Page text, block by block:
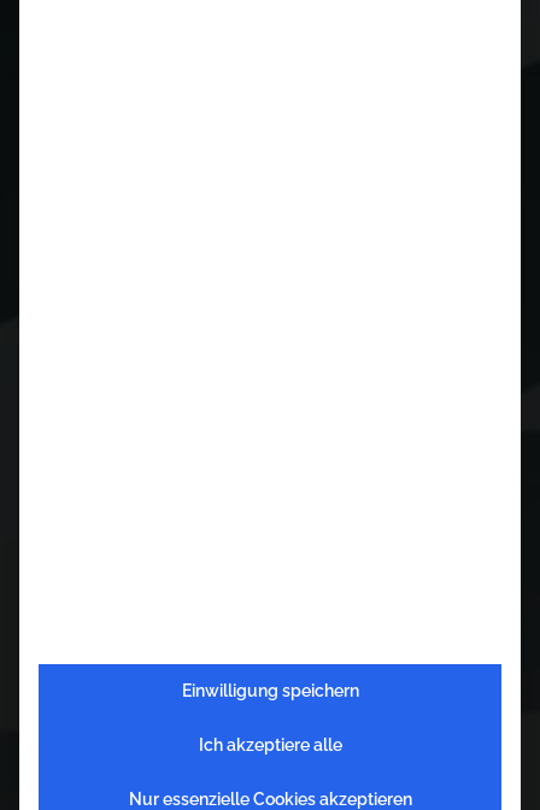
Einwilligung speichern
Ich akzeptiere alle
Nur essenzielle Cookies akzeptieren